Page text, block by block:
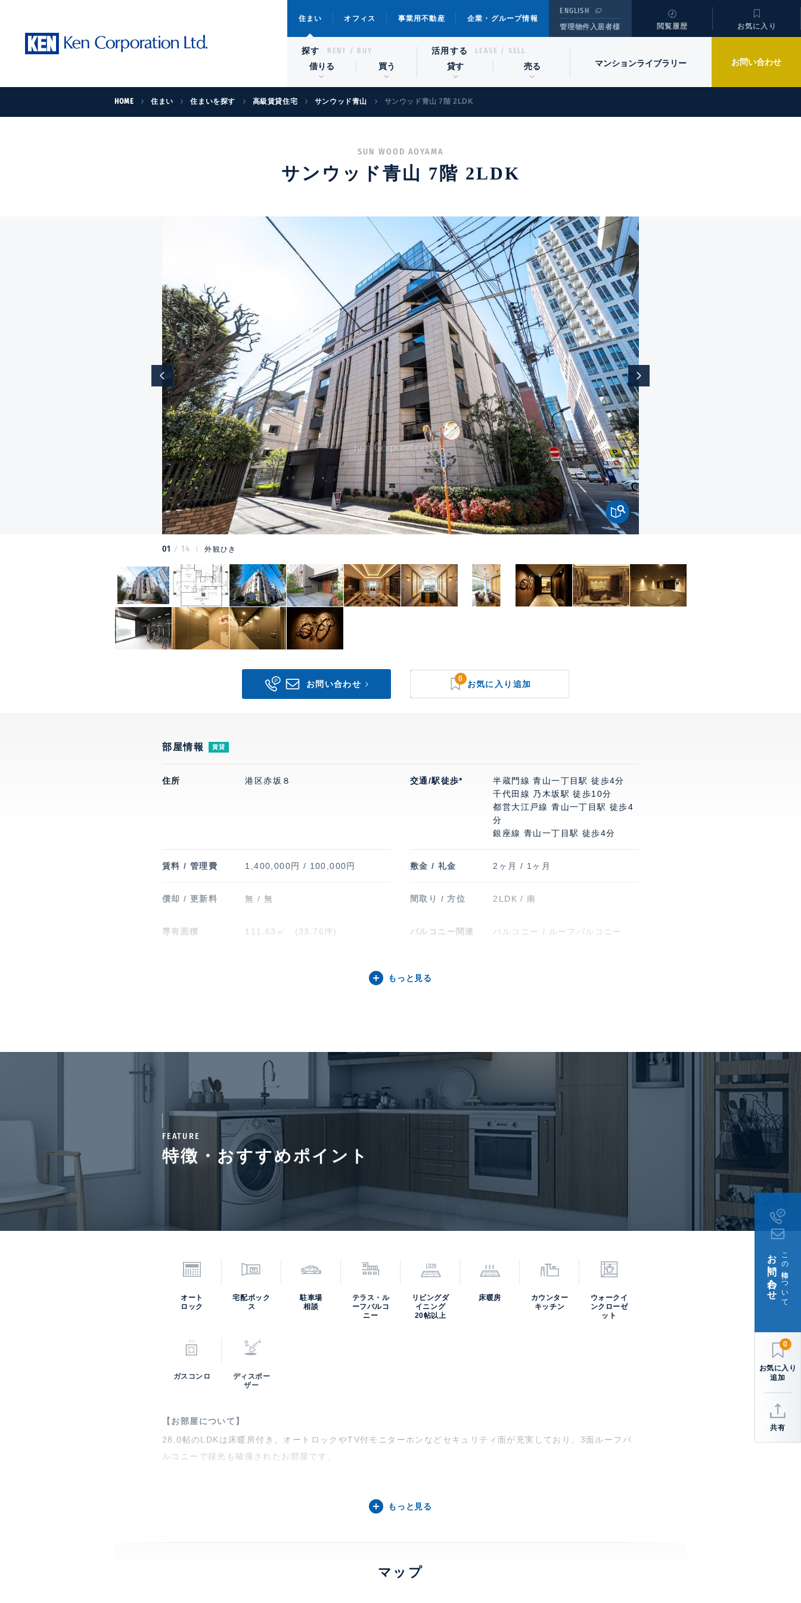
住まい オフィス 事業用不動産 企業・グループ情報
ENGLISH
管理物件入居者様
閲覧履歴 お気に入り
探す RENT / BUY
借りる 買う
活用する LEASE / SELL
貸す 売る マンションライブラリー お問い合わせ
HOME 住まい 住まいを探す 高級賃貸住宅 サンウッド青山 サンウッド青山 7階 2LDK
SUN WOOD AOYAMA
サンウッド青山 7階 2LDK
01 14 外観ひき
0
部屋情報 賃貸
住所 港区赤坂８ 交通/駅徒歩*
半蔵門線 青山一丁目駅 徒歩4分
千代田線 乃木坂駅 徒歩10分
都営大江戸線 青山一丁目駅 徒歩4
分
銀座線 青山一丁目駅 徒歩4分
賃料 / 管理費 1,400,000円 / 100,000円 敷金 / 礼金 2ヶ月 / 1ヶ月
償却 / 更新料 無 / 無 間取り / 方位 2LDK / 南
専有面積 111.63㎡ (33.76坪) バルコニー関連 バルコニー / ルーフバルコニー
通学区域小学校 赤坂学園 赤坂小学校(約600m) 契約形態 定期借家契約
契約期間（期日） 2年 入居諸条件
ペット不可、 住居兼事務所不可、
更新料:新賃料1ヶ月更新事務手数料:新賃料の0.25ヶ月分賃貸保証初回保証料:総賃料の50%月額保証料:賃料1.5%
24000円■保証会社必須。【月次型】初回保証料:契約時月額賃料等の40%、継続保証料:毎月月額賃料等の1%(※保
情報更新日 2026年7月24日 次回更新予定日 2026年8月7日
*「交通/駅徒歩」とは、当該物件の最寄駅(路線)、バス停、およびそこまでの徒歩所要時間を表示します。
もっと見る
FEATURE
特徴・おすすめポイント
オート
ロック
宅配ボック
ス
駐車場
相談
テラス・ル
ーフバルコ
ニー
リビングダ
イニング
20帖以上
床暖房
カウンター
キッチン
ウォークイ
ンクローゼ
ット
ガスコンロ
ディスポー
ザー
【お部屋について】
28.0帖のLDKは床暖房付き。オートロックやTV付モニターホンなどセキュリティ面が充実しており、3面ルーフバ
ルコニーで採光も確保されたお部屋です。
『青山一丁目』駅から徒歩4分。青山通りから一歩奥に入った静寂の一画。独立性を高めた2wayエレベーターによ
1フロア1住戸、 バルコニー、 ルーフバルコニー、 2面採光、 2面バルコニー、 LDK20帖以上、
もっと見る
マップ
この物件について
お問い合わせ
0
共有